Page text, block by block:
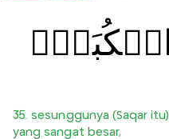
الۡكُبَرِۙ‏
35. sesunggunya (Saqar
yang sangat besar,